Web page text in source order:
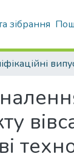
зібрання